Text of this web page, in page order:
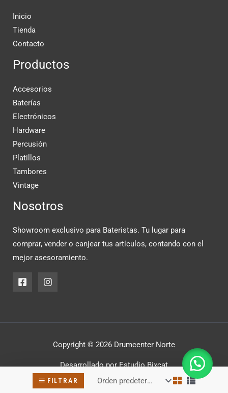
FILTRAR
Inicio
Tienda
Contacto
Productos
Accesorios
Baterías
Electrónicos
Hardware
Percusión
Platillos
Tambores
Vintage
Nosotros
Showroom exclusivo para Bateristas. Tu lugar para
comprar, vender o canjear tus artículos, contando con el
mejor asesoramiento.
Copyright © 2026 Drumcenter Norte
Desarrollado porEstudio Bixcat